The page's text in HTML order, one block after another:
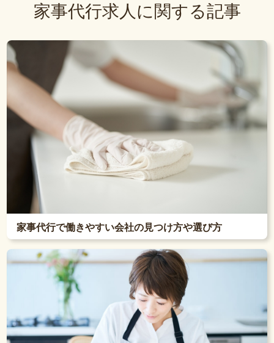
家事代行求人に関する記事
家事代行で働きやすい会社の見つけ方や選び方